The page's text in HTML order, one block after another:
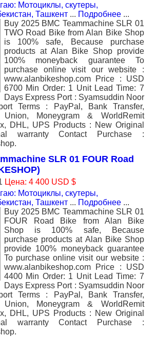
Мотоциклы, скутеры,
Ташкент ... Подробнее ...
Buy 2025 BMC Teammachine SLR 01
TWO Road Bike from Alan Bike Shop
is 100% safe, Because purchase
products at Alan Bike Shop provide
100% moneyback guarantee To
purchase online visit our website :
www.alanbikeshop.com Price : USD
6700 Min Order: 1 Unit Lead Time: 7
Days Express Port : Syamsuddin Noor
Terms : PayPal, Bank Transfer,
Moneygram & WorldRemit
DHL, UPS Products : New Original
warranty Contact Purchase :
SLR 01 FOUR Road
Цена: 4 400 USD $
Мотоциклы, скутеры,
Ташкент ... Подробнее ...
Buy 2025 BMC Teammachine SLR 01
FOUR Road Bike from Alan Bike
Shop is 100% safe, Because
purchase products at Alan Bike Shop
provide 100% moneyback guarantee
To purchase online visit our website :
www.alanbikeshop.com Price : USD
4400 Min Order: 1 Unit Lead Time: 7
Days Express Port : Syamsuddin Noor
Terms : PayPal, Bank Transfer,
Moneygram & WorldRemit
DHL, UPS Products : New Original
warranty Contact Purchase :